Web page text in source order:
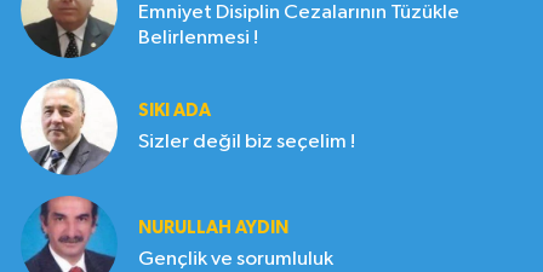
Emniyet Disiplin Cezalarının Tüzükle
Belirlenmesi !
SIKI ADA
Sizler değil biz seçelim !
NURULLAH AYDIN
Gençlik ve sorumluluk